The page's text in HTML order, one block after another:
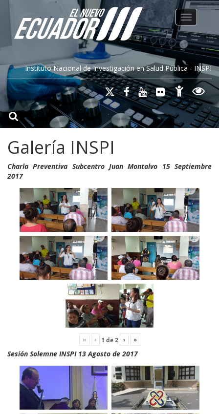
Instituto Nacional de Investigación en Salud Pública - INSPI
Toggle
Galería INSPI
Charla Preventiva Subcentro Juan Montalvo 15 Septiembre
2017
« ‹ 1 de2 › »
Sesión Solemne INSPI 13 Agosto de 2017